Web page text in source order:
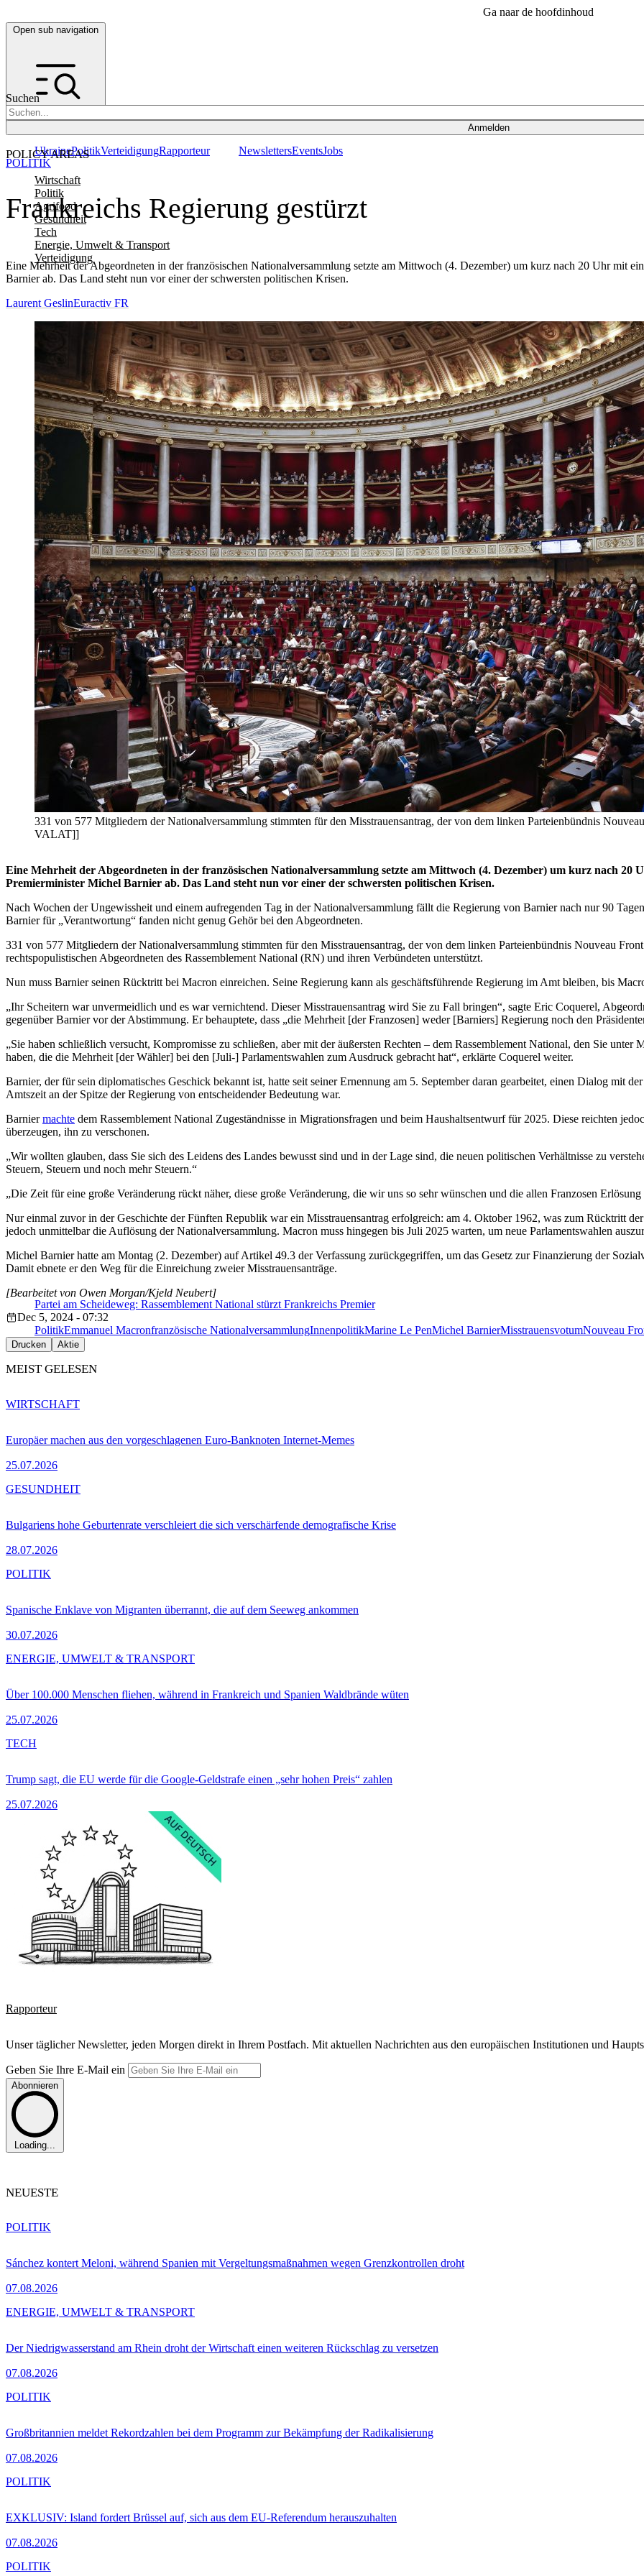
Ga naar de hoofdinhoud
Open sub navigation
Suchen
Anmelden
POLICY AREAS
Wirtschaft
Politik
Agrifood
Gesundheit
Tech
Energie, Umwelt & Transport
Verteidigung
UkrainePolitikVerteidigungRapporteur NewslettersEventsJobs
Frankreichs Regierung gestürzt
Eine Mehrheit der Abgeordneten in der französischen Nationalversammlung setzte am Mittwoch (4. Dezember) um kurz nach 20 Uhr mit
Barnier ab. Das Land steht nun vor einer der schwersten politischen Krisen.
POLITIK
Laurent GeslinEuractiv FR
331 von 577 Mitgliedern der Nationalversammlung stimmten für den Misstrauensantrag, der von dem linken Parteienbündnis
VALAT]]
Eine Mehrheit der Abgeordneten in der französischen Nationalversammlung setzte am Mittwoch (4. Dezember) um kurz nach 20
Premierminister Michel Barnier ab. Das Land steht nun vor einer der schwersten politischen Krisen.
Nach Wochen der Ungewissheit und einem aufregenden Tag in der Nationalversammlung fällt die Regierung von Barnier nach nur 90
Barnier für „Verantwortung“ fanden nicht genug Gehör bei den Abgeordneten.
331 von 577 Mitgliedern der Nationalversammlung stimmten für den Misstrauensantrag, der von dem linken Parteienbündnis Nouveau
rechtspopulistischen Abgeordneten des Rassemblement National (RN) und ihren Verbündeten unterstützt.
Nun muss Barnier seinen Rücktritt bei Macron einreichen. Seine Regierung kann als geschäftsführende Regierung im Amt bleiben, bis
„Ihr Scheitern war unvermeidlich und es war vernichtend. Dieser Misstrauensantrag wird Sie zu Fall bringen“, sagte Eric Coquerel,
gegenüber Barnier vor der Abstimmung. Er behauptete, dass „die Mehrheit [der Franzosen] weder [Barniers] Regierung noch den
„Sie haben schließlich versucht, Kompromisse zu schließen, aber mit der äußersten Rechten – dem Rassemblement National, den Sie
haben, die die Mehrheit [der Wähler] bei den [Juli-] Parlamentswahlen zum Ausdruck gebracht hat“, erklärte Coquerel weiter.
Barnier, der für sein diplomatisches Geschick bekannt ist, hatte seit seiner Ernennung am 5. September daran gearbeitet, einen Dialog mit
Amtszeit an der Spitze der Regierung von entscheidender Bedeutung war.
Barniermachte dem Rassemblement National Zugeständnisse in Migrationsfragen und beim Haushaltsentwurf für 2025. Diese reichten
überzeugen, ihn zu verschonen.
„Wir wollten glauben, dass Sie sich des Leidens des Landes bewusst sind und in der Lage sind, die neuen politischen Verhältnisse zu
Steuern, Steuern und noch mehr Steuern.“
„Die Zeit für eine große Veränderung rückt näher, diese große Veränderung, die wir uns so sehr wünschen und die allen Franzosen
Nur einmal zuvor in der Geschichte der Fünften Republik war ein Misstrauensantrag erfolgreich: am 4. Oktober 1962, was zum Rücktritt
jedoch unmittelbar die Auflösung der Nationalversammlung. Macron muss hingegen bis Juli 2025 warten, um neue Parlamentswahlen
Michel Barnier hatte am Montag (2. Dezember) auf Artikel 49.3 der Verfassung zurückgegriffen, um das Gesetz zur Finanzierung der
Damit ebnete er den Weg für die Einreichung zweier Misstrauensanträge.
Partei am Scheideweg: Rassemblement National stürzt Frankreichs Premier
[Bearbeitet von Owen Morgan/Kjeld Neubert]
Dec 5, 2024 - 07:32
PolitikEmmanuel Macronfranzösische NationalversammlungInnenpolitikMarine Le PenMichel BarnierMisstrauensvotumNouveau
Drucken Aktie
MEIST GELESEN
Europäer machen aus den vorgeschlagenen Euro-Banknoten Internet-Memes
25.07.2026
WIRTSCHAFT
Bulgariens hohe Geburtenrate verschleiert die sich verschärfende demografische Krise
28.07.2026
GESUNDHEIT
Spanische Enklave von Migranten überrannt, die auf dem Seeweg ankommen
30.07.2026
POLITIK
Über 100.000 Menschen fliehen, während in Frankreich und Spanien Waldbrände wüten
25.07.2026
ENERGIE, UMWELT & TRANSPORT
Trump sagt, die EU werde für die Google-Geldstrafe einen „sehr hohen Preis“ zahlen
25.07.2026
TECH
Rapporteur
Unser täglicher Newsletter, jeden Morgen direkt in Ihrem Postfach. Mit aktuellen Nachrichten aus den europäischen Institutionen und
Geben Sie Ihre E-Mail ein
Abonnieren
Loading...
NEUESTE
Sánchez kontert Meloni, während Spanien mit Vergeltungsmaßnahmen wegen Grenzkontrollen droht
07.08.2026
POLITIK
Der Niedrigwasserstand am Rhein droht der Wirtschaft einen weiteren Rückschlag zu versetzen
07.08.2026
ENERGIE, UMWELT & TRANSPORT
Großbritannien meldet Rekordzahlen bei dem Programm zur Bekämpfung der Radikalisierung
07.08.2026
POLITIK
EXKLUSIV: Island fordert Brüssel auf, sich aus dem EU-Referendum herauszuhalten
07.08.2026
POLITIK
POLITIK